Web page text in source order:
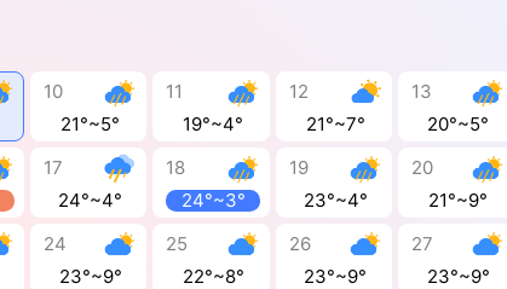
10
21°~5°
11
19°~4°
12
21°~7°
13
20°~5°
17
24°~4°
18
24°~3°
19
23°~4°
20
21°~9°
24
23°~9°
25
22°~8°
26
23°~9°
27
23°~9°